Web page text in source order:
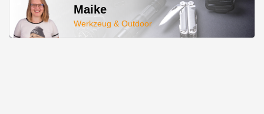
Maike
Werkzeug & Outdoor